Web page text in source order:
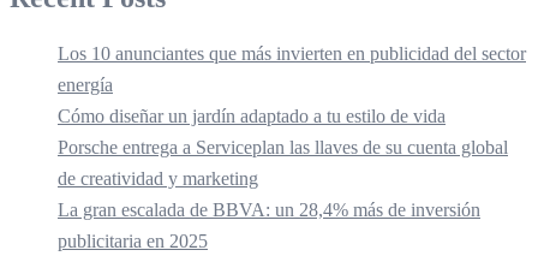
Los 10 anunciantes que más invierten en publicidad del sector
energía
Cómo diseñar un jardín adaptado a tu estilo de vida
Porsche entrega a Serviceplan las llaves de su cuenta global
de creatividad y marketing
La gran escalada de BBVA: un 28,4% más de inversión
publicitaria en 2025